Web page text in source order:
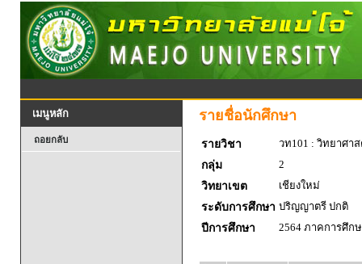
เมนูหลัก
ถอยกลับ
รายชื่อนักศึกษา
รายวิชา
วท101 : วิทยาศา
กลุ่ม
2
วิทยาเขต
เชียงใหม่
ระดับการศึกษา ปริญญาตรี ปกติ
ปีการศึกษา
2564 ภาคการศึก